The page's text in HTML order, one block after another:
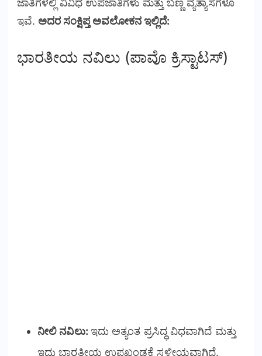
ಜಾತಿಗಳಲ್ಲಿ ವಿವಿಧ ಉಪಜಾತಿಗಳು ಮತ್ತು ಬಣ್ಣ ವ್ಯತ್ಯಾಸಗಳೂ
ಇವೆ. ಅದರ ಸಂಕ್ಷಿಪ್ತ ಅವಲೋಕನ ಇಲ್ಲಿದೆ:
ಭಾರತೀಯ ನವಿಲು (ಪಾವೊ ಕ್ರಿಸ್ಟಾಟಸ್)
ನೀಲಿ ನವಿಲು: ಇದು ಅತ್ಯಂತ ಪ್ರಸಿದ್ಧ ವಿಧವಾಗಿದೆ ಮತ್ತು
ಇದು ಭಾರತೀಯ ಉಪಖಂಡಕ್ಕೆ ಸ್ಥಳೀಯವಾಗಿದೆ.